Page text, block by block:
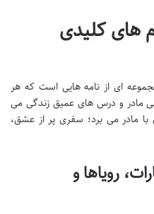
های کلیدی
ای از نامه هایی است که هر
مادر و درس های عمیق زندگی می
با مادر می برد؛ سفری پر از عشق،
رویاها و